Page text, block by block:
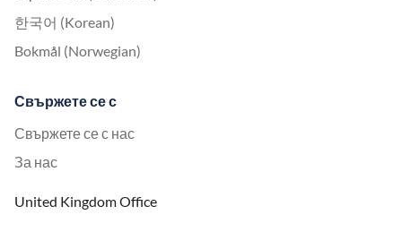
한국어 (Korean)
Bokmål (Norwegian)
Свържете се с
Свържете се с нас
За нас
United Kingdom Office